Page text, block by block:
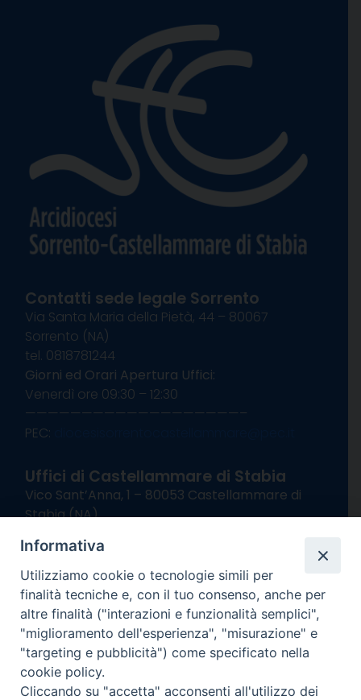
Contatti sede legale Sorrento
Via Santa Maria della Pietà, 44 – 80067
Sorrento (NA)
tel. 0818781244
Giorni ed Orari Apertura Uffici:
Venerdì ore 09:30 – 12:30
———————————————————–
PEC:
Uffici di Castellammare di Stabia
Vico Sant’Anna, 1 – 80053 Castellammare di
Stabia (NA)
Giorni ed Orari Apertura Uffici:
Lunedì e Mercoledì ore 09:00 – 13:00
Uffici Matrimoni:
Lunedì e Mercoledì ore 09:30 – 12:30
seguici su
Informativa
Utilizziamo cookie o tecnologie simili per
finalità tecniche e, con il tuo consenso, anche per
altre finalità ("interazioni e funzionalità semplici",
"miglioramento dell'esperienza", "misurazione" e
"targeting e pubblicità") come specificato nella
cookie policy.
Cliccando su "accetta" acconsenti all'utilizzo dei